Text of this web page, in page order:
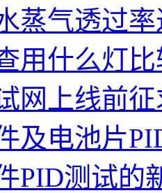
蒸气透过
用什么灯
网上线前
及电池片
PID测试的